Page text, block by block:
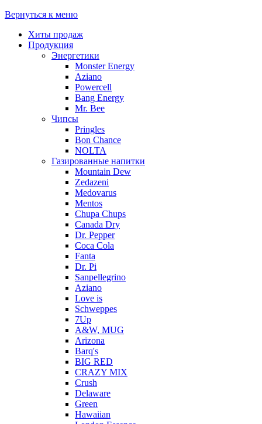
Вернуться к меню
Хиты продаж
Продукция
Энергетики
Monster Energy
Aziano
Powercell
Bang Energy
Mr. Bee
Чипсы
Pringles
Bon Chance
NOLTA
Газированные напитки
Mountain Dew
Zedazeni
Medovarus
Mentos
Chupa Chups
Canada Dry
Dr. Pepper
Coca Cola
Fanta
Dr. Pi
Sanpellegrino
Aziano
Love is
Schweppes
7Up
A&W, MUG
Arizona
Barq's
BIG RED
CRAZY MIX
Crush
Delaware
Green
Hawaiian